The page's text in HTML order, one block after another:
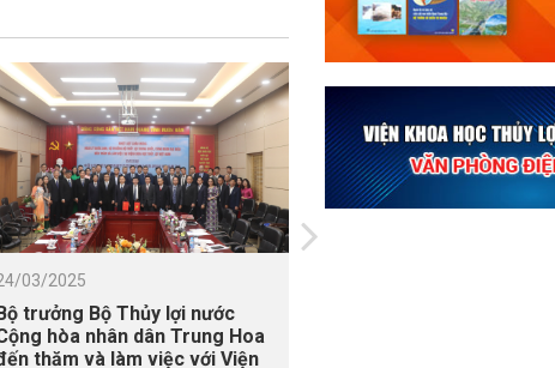
03/2025
Bộ trưởng Bộ Thủy lợi nước
hòa nhân dân Trung Hoa
thăm và làm việc với Viện